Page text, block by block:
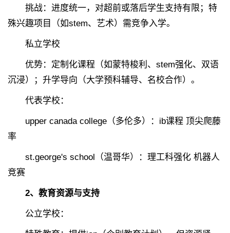
挑战：进度统一，对超前或落后学生支持有限；特
殊兴趣项目（如stem、艺术）需竞争入学。
私立学校
优势：定制化课程（如蒙特梭利、stem强化、双语
沉浸）；升学导向（大学预科辅导、名校合作）。
代表学校：
upper canada college（多伦多）：ib课程 顶尖爬藤
率
st.george's school（温哥华）：理工科强化 机器人
竞赛
2、教育资源与支持
公立学校：